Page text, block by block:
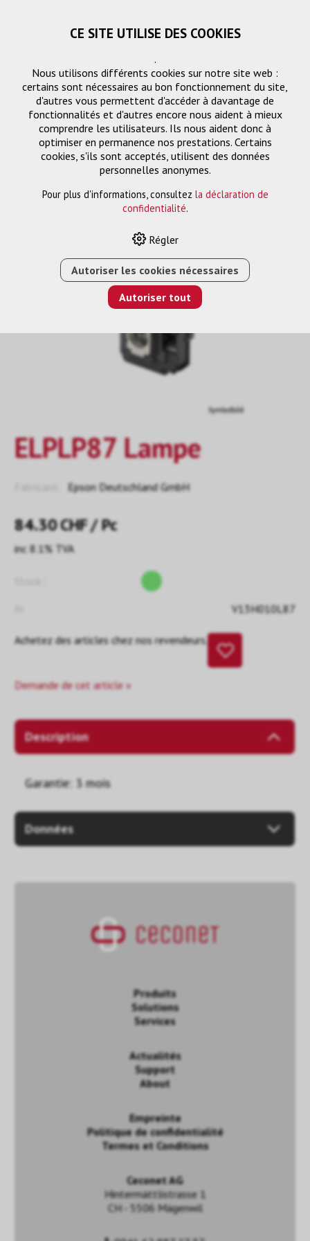
ELPLP87 LAMPE
ELPLP87 Lampe
Epson Deutschland GmbH
84.30CHF/ Pc
inc 8.1% TVA
V13H010L87
Achetez des articles chez nos revendeurs.
Demande de cet article »
Description
Garantie: 3 mois
Données
Produits
Solutions
Services
Actualités
Support
About
Empreinte
Politique de confidentialité
Termes et Conditions
Ceconet AG
Hintermättlistrasse 1
CH - 5506 Mägenwil
CE SITE UTILISE DES COOKIES
.
Nous utilisons différents cookies sur notre site web :
certains sont nécessaires au bon fonctionnement du site,
d'autres vous permettent d'accéder à davantage de
fonctionnalités et d'autres encore nous aident à mieux
comprendre les utilisateurs. Ils nous aident donc à
optimiser en permanence nos prestations. Certains
cookies, s'ils sont acceptés, utilisent des données
personnelles anonymes.
Pour plus d'informations, consultez la déclaration de
confidentialité.
Régler
Autoriser les cookies nécessaires
Autoriser tout